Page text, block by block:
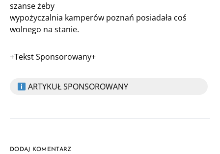
szanse żeby
wypożyczalnia kamperów poznań posiadała coś
wolnego na stanie.
+Tekst Sponsorowany+
ARTYKUŁ SPONSOROWANY
DODAJ KOMENTARZ